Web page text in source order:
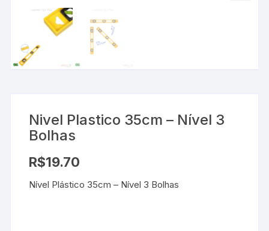
Nivel Plastico 35cm – Nível 3
Bolhas
R$19.70
Nível Plástico 35cm – Nível 3 Bolhas